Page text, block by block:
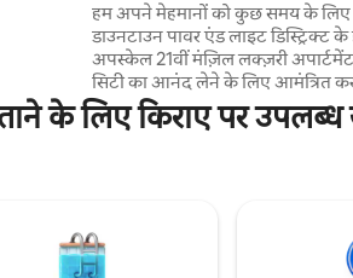
हम अपने मेहमानों को कुछ समय के
डाउनटाउन पावर एंड लाइट डिस्ट्रिक्ट
अपस्केल 21वीं मंज़िल लक्ज़री
सिटी का आनंद लेने के लिए आमंत्रित
शीर्ष मंजिल अपार्टमेंट केंद्रीय रूप से
पावर और लाइट, टी - मोबाइल सेंटर,
साथ मुफ्त पार्किंग शामिल है। कुछ समय
और आनंद लें!
के लिए किराए पर